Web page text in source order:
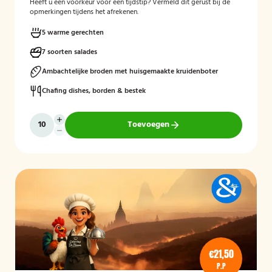
Heeft u een voorkeur voor een tijdstip? Vermeld dit gerust bij de
opmerkingen tijdens het afrekenen.
5 warme gerechten
7 soorten salades
Ambachtelijke broden met huisgemaakte kruidenboter
Chafing dishes, borden & bestek
Toevoegen
€21,50
P.P